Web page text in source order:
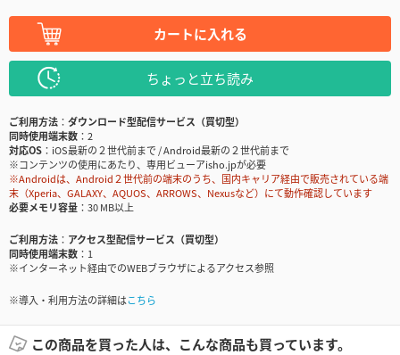
カートに入れる
ちょっと立ち読み
ご利用方法
ダウンロード型配信サービス（買切型）
同時使用端末数
2
対応OS
iOS最新の２世代前まで / Android最新の２世代前まで
※コンテンツの使用にあたり、専用ビューアisho.jpが必要
※Androidは、Android２世代前の端末のうち、国内キャリア経由で販売されている端
末（Xperia、GALAXY、AQUOS、ARROWS、Nexusなど）にて動作確認しています
必要メモリ容量
30 MB以上
ご利用方法
アクセス型配信サービス（買切型）
同時使用端末数
1
※インターネット経由でのWEBブラウザによるアクセス参照
※導入・利用方法の詳細はこちら
この商品を買った人は、こんな商品も買っています。